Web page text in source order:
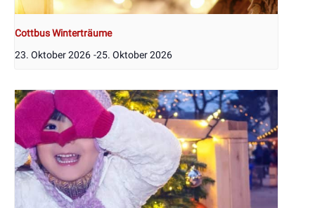
Cottbus Winterträume
23. Oktober 2026 -25. Oktober 2026